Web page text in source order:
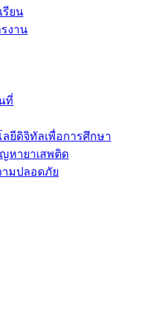
รียน
งาน
ที่
ยีดิจิทัลเพื่อการศึกษา
หายาเสพติด
ามปลอดภัย